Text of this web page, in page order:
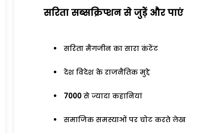
सरिता सब्सक्रिप्शन से जुड़ेें और पाएं
सरिता मैगजीन का सारा कंटेंट
देश विदेश के राजनैतिक मुद्दे
7000 से ज्यादा कहानियां
समाजिक समस्याओं पर चोट करते लेख